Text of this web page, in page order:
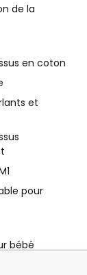
de la
en coton
et
pour
bébé